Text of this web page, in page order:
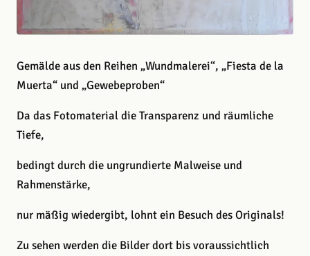
Gemälde aus den Reihen „Wundmalerei“, „Fiesta de la
Muerta“ und „Gewebeproben“
Da das Fotomaterial die Transparenz und räumliche
Tiefe,
bedingt durch die ungrundierte Malweise und
Rahmenstärke,
nur mäßig wiedergibt, lohnt ein Besuch des Originals!
Zu sehen werden die Bilder dort bis voraussichtlich